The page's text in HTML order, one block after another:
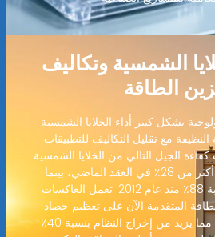
الشمسية وتكاليف
الطاقة
بشكل كبير أداء الخلايا الشمسية
النظيفة مع تقليل التكاليف للتطبيقات
كفاءة الجيل التالي من الخلايا الشمسية
الصناعية من 18٪ إلى أكثر من 28٪ في العقد الماضي، بينما
انخفضت التكاليف بنسبة 88٪ منذ عام 2012. تعمل العاكسات
المتقدمة الآن على تعظيم حصاد
الطاقة من كل محطة، مما يزيد من إخراج النظام بنسبة 40٪